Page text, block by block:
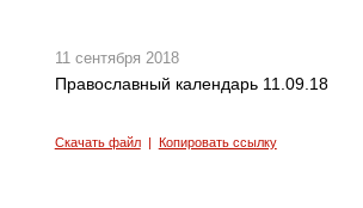
11 сентября 2018
Православный календарь 11.09.18
Скачать файл| Копировать ссылку